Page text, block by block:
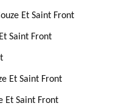
Et Saint Front
Saint Front
Et Saint Front
Et Saint Front